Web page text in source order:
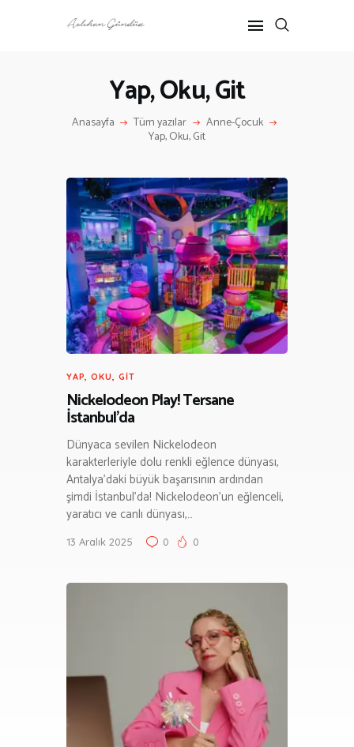
Yap, Oku, Git
Anasayfa Tüm yazılar Anne-Çocuk
Yap, Oku, Git
ANASAYFA
RÖPORTAJ
KÜLTÜR SANAT
HAKKIMDA
İLETIŞIM
YAP, OKU, GIT
Nickelodeon Play! Tersane
İstanbul’da
Dünyaca sevilen Nickelodeon
karakterleriyle dolu renkli eğlence dünyası,
Antalya’daki büyük başarısının ardından
şimdi İstanbul’da! Nickelodeon’un eğlenceli,
yaratıcı ve canlı dünyası,…
13 Aralık 2025 0 0